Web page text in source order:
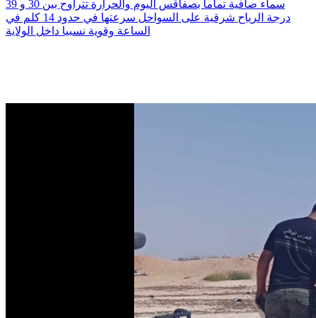
سماء صافية تماما بصفاقس اليوم والحرارة تتراوح بين 30 و 39
درجة الرياح شرقية على السواحل سرعتها في حدود 14 كلم في
الساعة وقوية نسبيا داخل الولاية